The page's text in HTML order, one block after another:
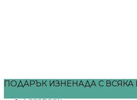
ПОДАРЪК ИЗНЕНАДА С ВСЯКА